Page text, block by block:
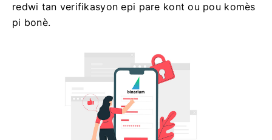
redwi tan verifikasyon epi pare kont ou pou komès
pi bonè.